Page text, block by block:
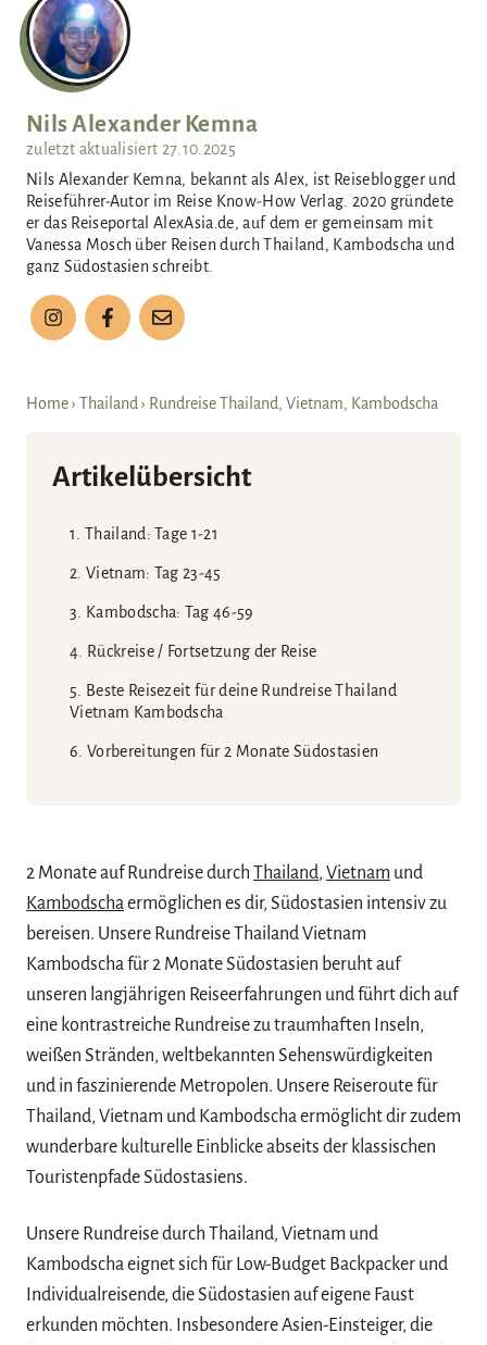
Nils Alexander Kemna
zuletzt aktualisiert 27.10.2025
Nils Alexander Kemna, bekannt als Alex, ist Reiseblogger und
Reiseführer-Autor im Reise Know-How Verlag. 2020 gründete
er das Reiseportal AlexAsia.de, auf dem er gemeinsam mit
Vanessa Mosch über Reisen durch Thailand, Kambodscha und
ganz Südostasien schreibt.
Home› Thailand › Rundreise Thailand, Vietnam, Kambodscha
Artikelübersicht
Thailand: Tage 1-21
Vietnam: Tag 23-45
Kambodscha: Tag 46-59
Rückreise / Fortsetzung der Reise
Beste Reisezeit für deine Rundreise Thailand
Vietnam Kambodscha
Vorbereitungen für 2 Monate Südostasien
2 Monate auf Rundreise durch Thailand, Vietnam und
Kambodschaermöglichen es dir, Südostasien intensiv zu
bereisen. Unsere Rundreise Thailand Vietnam
Kambodscha für 2 Monate Südostasien beruht auf
unseren langjährigen Reiseerfahrungen und führt dich auf
eine kontrastreiche Rundreise zu traumhaften Inseln,
weißen Stränden, weltbekannten Sehenswürdigkeiten
und in faszinierende Metropolen. Unsere Reiseroute für
Thailand, Vietnam und Kambodscha ermöglicht dir zudem
wunderbare kulturelle Einblicke abseits der klassischen
Touristenpfade Südostasiens.
Unsere Rundreise durch Thailand, Vietnam und
Kambodscha eignet sich für Low-Budget Backpacker und
Individualreisende, die Südostasien auf eigene Faust
erkunden möchten. Insbesondere Asien-Einsteiger, die